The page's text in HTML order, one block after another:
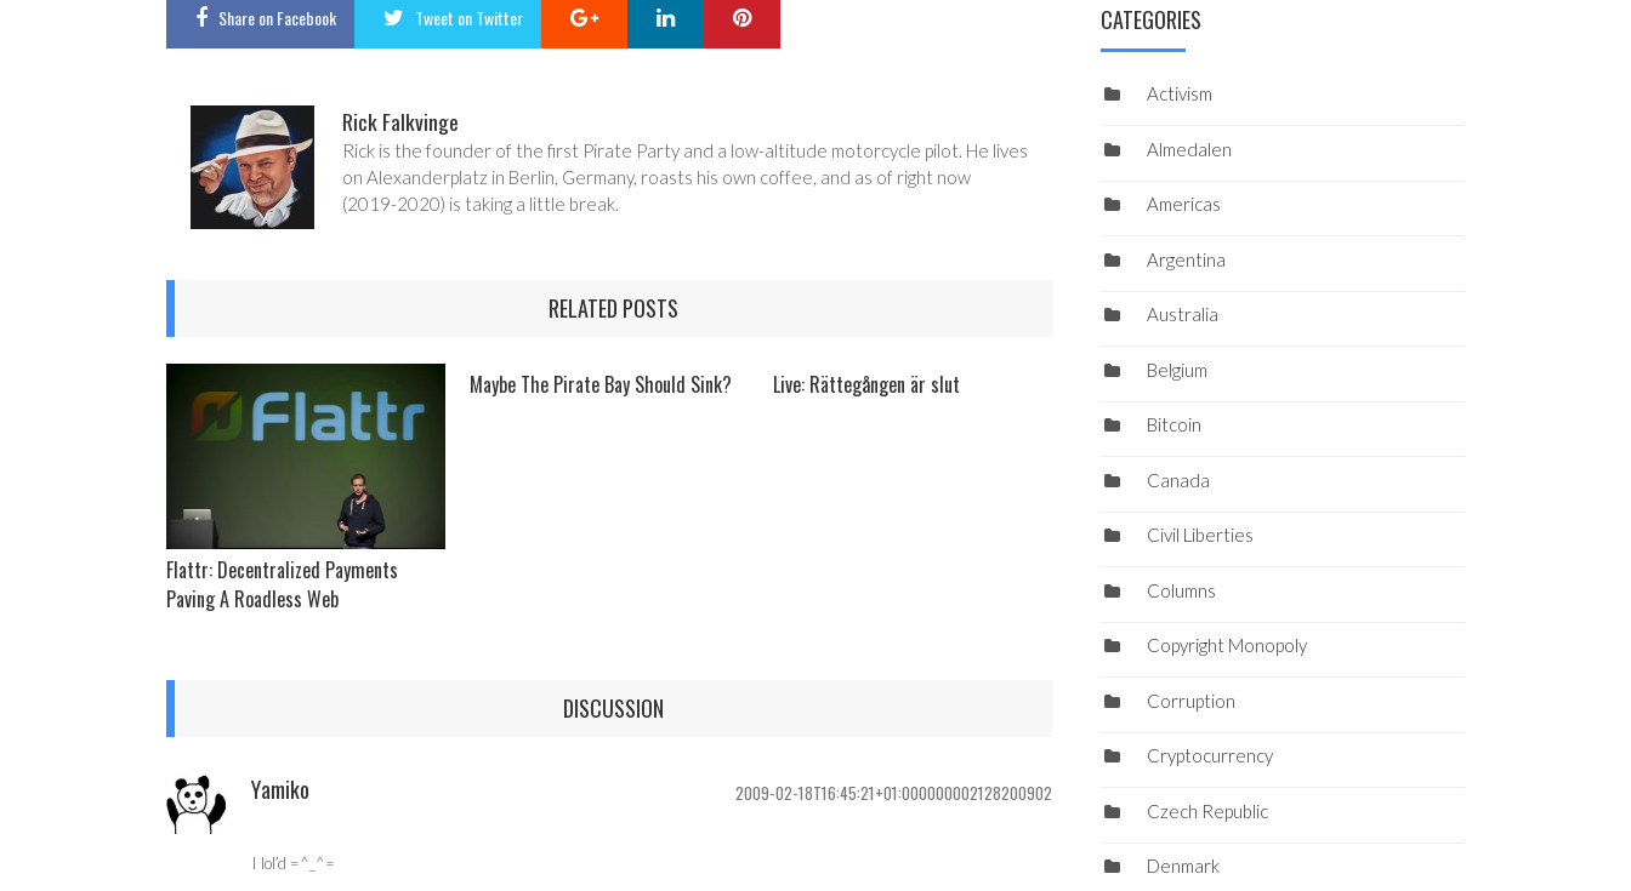
Shareon Facebook Tweet on Twitter Google+ LinkedIn
Rick Falkvinge
Rick is the founder of the first Pirate Party and a low-altitude motorcycle pilot. He lives
on Alexanderplatz in Berlin, Germany, roasts his own coffee, and as of right now
(2019-2020) is taking a little break.
RELATED POSTS
Flattr: Decentralized Payments
Paving A Roadless Web
Maybe The Pirate Bay Should Sink? Live: Rättegången är slut
DISCUSSION
Yamiko 2009-02-18T16:45:21+01:000000002128200902
I lol’d =^_^=
CATEGORIES
Activism
Almedalen
Americas
Argentina
Australia
Belgium
Bitcoin
Canada
Civil Liberties
Columns
Copyright Monopoly
Corruption
Cryptocurrency
Czech Republic
Denmark